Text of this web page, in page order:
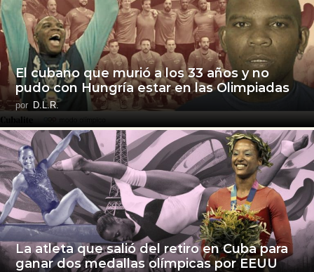
El cubano que murió a los 33 años y no
pudo con Hungría estar en las Olimpiadas
por D.L.R.
La atleta que salió del retiro en Cuba para
ganar dos medallas olímpicas por EEUU